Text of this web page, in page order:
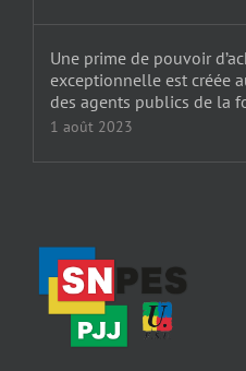
Une prime de pouvoir
exceptionnelle est créée
des agents publics de la
1 août 2023